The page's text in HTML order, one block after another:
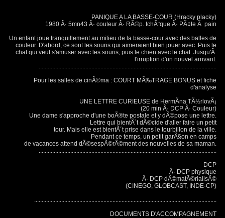
PANIQUE A LA BASSE-COUR (Hracky placky)
1980 Â· 5mn43 Â· couleur Â· RÃ©p. tchÃ¨que Â· PÃ¢te Ã pain
Un enfant joue tranquillement au milieu de la basse-cour avec des balles de
couleur. D'abord, ce sont les souris qui aimeraient bien jouer avec. Puis le
chat qui veut s'amuser avec les souris, puis le chien avec le chat. Jusqu'Ã
l'irruption d'un nouvel arrivant.
......................................................................................................................
Pour les salles de cinÃ©ma : COURT MÃ‰TRAGE BONUS et fiche
d'analyse
UNE LETTRE CURIEUSE de HermÃ­na TÃ½rlovÃ¡
(20 min Â· DCP Â· Couleur)
Une dame s'approche d'une boÃ®te postale et y dÃ©pose une lettre.
Lettre qui bientÃ´t dÃ©cide d'aller faire un petit
tour. Mais elle est bientÃ´t prise dans le tourbillon de la ville.
Pendant ce temps, un petit garÃ§on en camps
de vacances attend dÃ©sespÃ©rÃ©ment des nouvelles de sa maman.
......................................................................................................................
DCP
Â· DCP physique
Â· DCP dÃ©matÃ©rialisÃ©
(CINEGO, GLOBCAST, INDE-CP)
.........................................................................................................................
DOCUMENTS D'ACCOMPAGNEMENT